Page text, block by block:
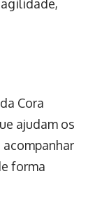
Cora
ajudam os
forma